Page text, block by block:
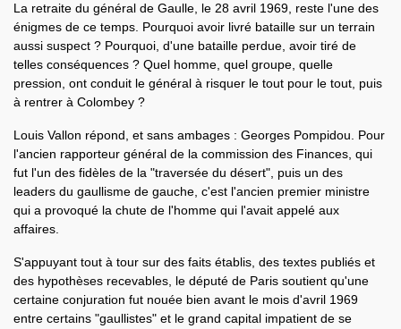
La retraite du général de Gaulle, le 28 avril 1969, reste l'une des
énigmes de ce temps. Pourquoi avoir livré bataille sur un terrain
aussi suspect ? Pourquoi, d'une bataille perdue, avoir tiré de
telles conséquences ? Quel homme, quel groupe, quelle
pression, ont conduit le général à risquer le tout pour le tout, puis
à rentrer à Colombey ?
Louis Vallon répond, et sans ambages : Georges Pompidou. Pour
l'ancien rapporteur général de la commission des Finances, qui
fut l'un des fidèles de la "traversée du désert", puis un des
leaders du gaullisme de gauche, c'est l'ancien premier ministre
qui a provoqué la chute de l'homme qui l'avait appelé aux
affaires.
S'appuyant tout à tour sur des faits établis, des textes publiés et
des hypothèses recevables, le député de Paris soutient qu'une
certaine conjuration fut nouée bien avant le mois d'avril 1969
entre certains "gaullistes" et le grand capital impatient de se